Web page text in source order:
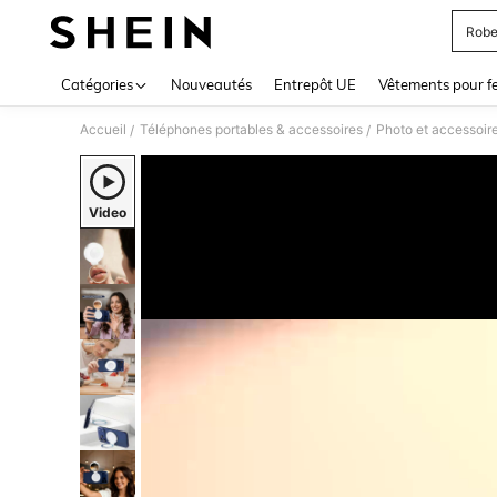
Catégories Nouveautés Entrepôt UE Vêtements pour
Accueil / Téléphones portables & accessoires / Photo et
Video